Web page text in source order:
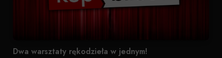
Dwa warsztaty rękodzieła w jednym!